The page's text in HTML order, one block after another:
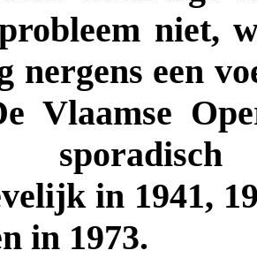
niet,
nergens een
Vlaamse
in 1941,
in 1973.